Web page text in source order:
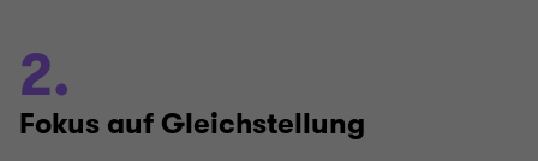
2.
Fokus auf Gleichstellung